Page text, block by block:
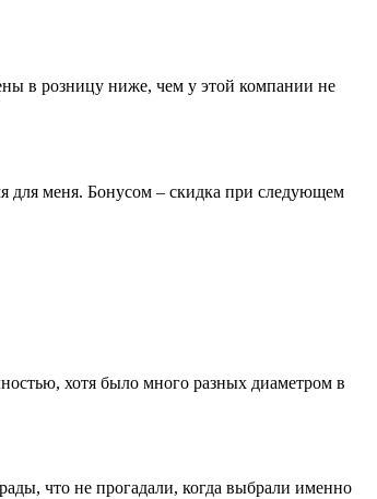
в розницу ниже, чем у этой компании не
для меня. Бонусом – скидка при следующем
хотя было много разных диаметром в
что не прогадали, когда выбрали именно